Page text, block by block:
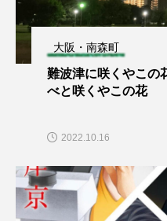
大阪・南森町
難波津に咲くやこの
べと咲くやこの花
2022.10.16